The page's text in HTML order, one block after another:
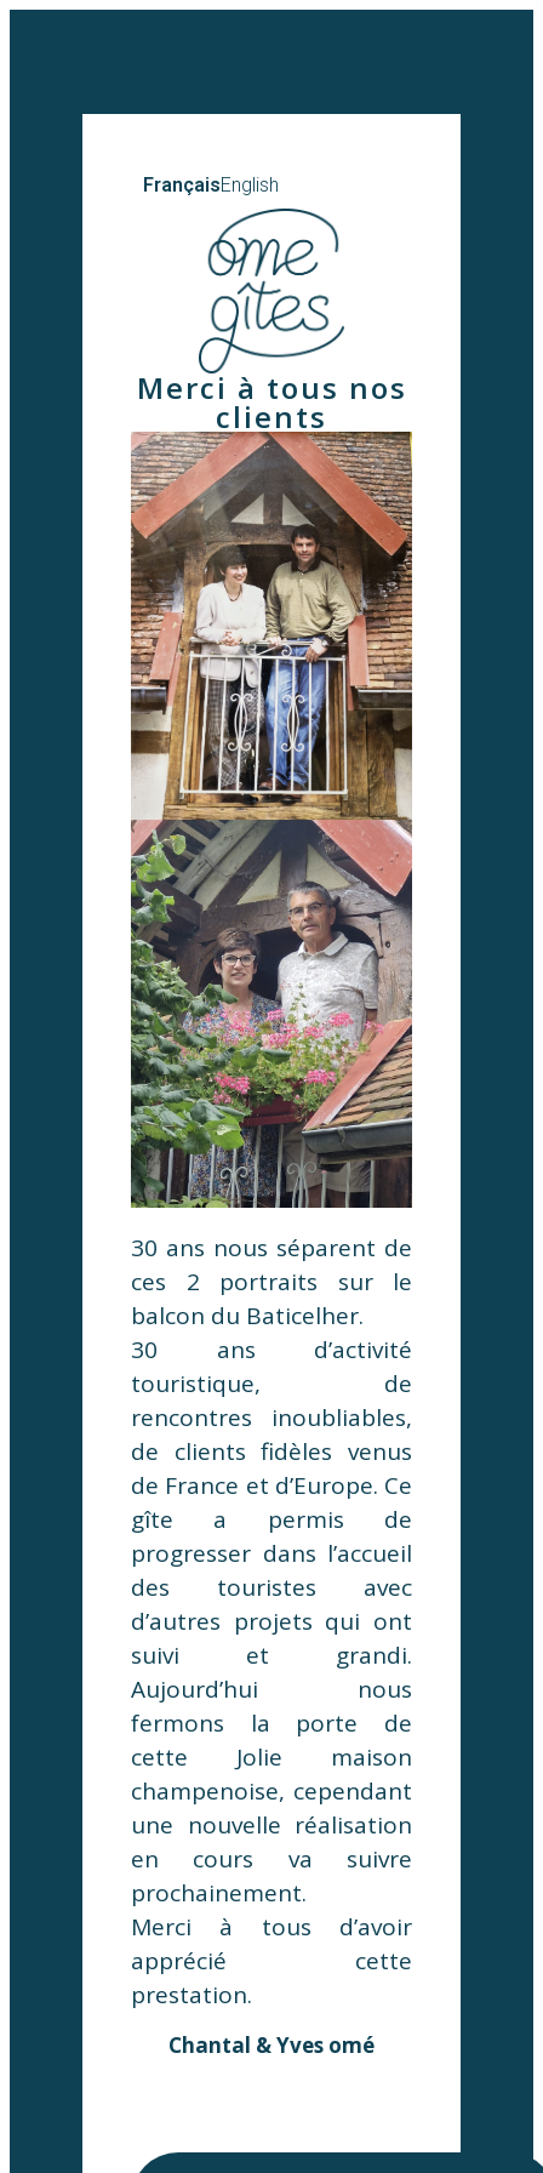
FrançaisEnglish
Merci à tous nos
clients
30 ans nous séparent de
ces 2 portraits sur le
balcon du Baticelher.
30 ans d’activité
touristique, de
rencontres inoubliables,
de clients fidèles venus
de France et d’Europe. Ce
gîte a permis de
progresser dans l’accueil
des touristes avec
d’autres projets qui ont
suivi et grandi.
Aujourd’hui nous
fermons la porte de
cette Jolie maison
champenoise, cependant
une nouvelle réalisation
en cours va suivre
prochainement.
Merci à tous d’avoir
apprécié cette
prestation.
Chantal & Yves omé